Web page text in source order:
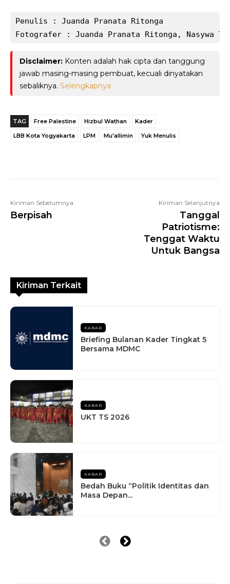
Penulis : Juanda Pranata Ritonga
Fotografer : Juanda Pranata Ritonga, Nasywa
Disclaimer: Konten adalah hak cipta dan tanggung
jawab masing-masing pembuat, kecuali dinyatakan
sebaliknya. Selengkapnya
TAG Free Palestine Hizbul Wathan
Kader
LBB Kota Yogyakarta
LPM Mu'allimin Yuk Menulis
Kiriman Sebelumnya
Berpisah
Kiriman Selanjutnya
Tanggal
Patriotisme:
Tenggat Waktu
Untuk Bangsa
Kiriman Terkait
KABAR
Briefing Bulanan Kader Tingkat 5
Bersama MDMC
KABAR
UKT TS 2026
KABAR
Bedah Buku “Politik Identitas dan
Masa Depan...